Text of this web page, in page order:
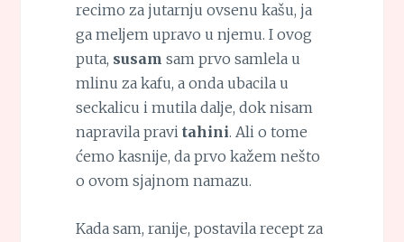
recimo za jutarnju ovsenu kašu, ja
ga meljem upravo u njemu. I ovog
puta, susam sam prvo samlela u
mlinu za kafu, a onda ubacila u
seckalicu i mutila dalje, dok nisam
napravila pravi tahini. Ali o tome
ćemo kasnije, da prvo kažem nešto
o ovom sjajnom namazu.
Kada sam, ranije, postavila recept za